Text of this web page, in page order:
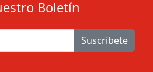
Boletín
Suscribete